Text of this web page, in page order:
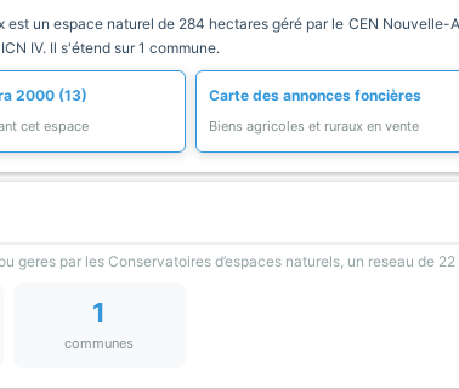
est un espace naturel de 284 hectares géré par le CEN
IV. Il s'étend sur 1 commune.
2000 (13)
cet espace
Carte des annonces foncières
Biens agricoles et ruraux en vente
geres par les Conservatoires d’espaces naturels, un reseau de
1
communes